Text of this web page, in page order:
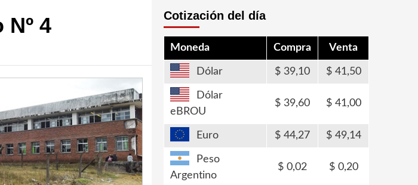
4 Cotización del día
Moneda Compra Venta
Dólar 39,10 41,50
Dólar
eBROU
39,60 41,00
Euro 44,27 49,14
Peso
Argentino
0,02 0,20